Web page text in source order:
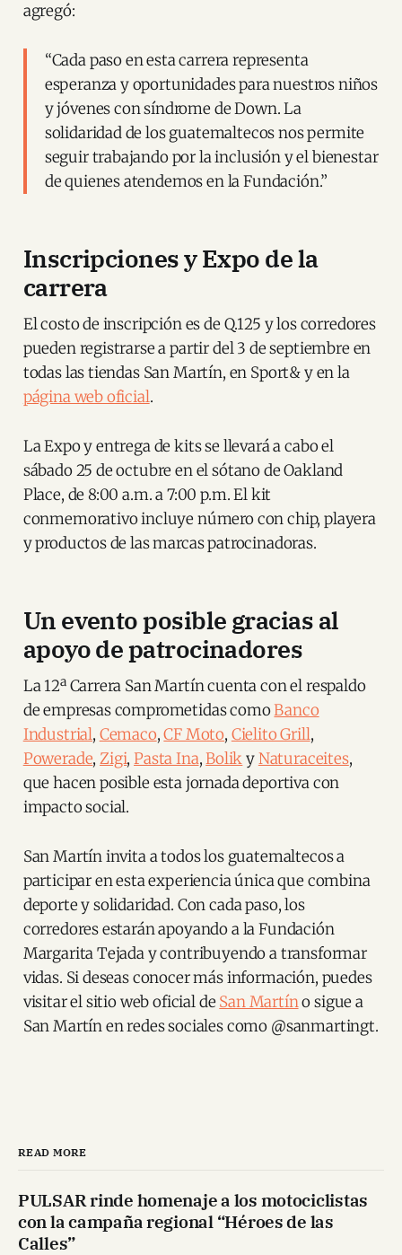
agregó:
“Cada paso en esta carrera representa
esperanza y oportunidades para nuestros niños
y jóvenes con síndrome de Down. La
solidaridad de los guatemaltecos nos permite
seguir trabajando por la inclusión y el bienestar
de quienes atendemos en la Fundación.”
Inscripciones y Expo de la
carrera
El costo de inscripción es de Q.125 y los corredores
pueden registrarse a partir del 3 de septiembre en
todas las tiendas San Martín, en Sport& y en la
página web oficial.
La Expo y entrega de kits se llevará a cabo el
sábado 25 de octubre en el sótano de Oakland
Place, de 8:00 a.m. a 7:00 p.m. El kit
conmemorativo incluye número con chip, playera
y productos de las marcas patrocinadoras.
Un evento posible gracias al
apoyo de patrocinadores
La 12ª Carrera San Martín cuenta con el respaldo
de empresas comprometidas comoBanco
Industrial, Cemaco,CF Moto, Cielito Grill,
Powerade,Zigi,Pasta Ina,BolikyNaturaceites,
que hacen posible esta jornada deportiva con
impacto social.
San Martín invita a todos los guatemaltecos a
participar en esta experiencia única que combina
deporte y solidaridad. Con cada paso, los
corredores estarán apoyando a la Fundación
Margarita Tejada y contribuyendo a transformar
vidas. Si deseas conocer más información, puedes
visitar el sitio web oficial de San Martíno sigue a
San Martín en redes sociales como @sanmartingt.
READ MORE
PULSAR rinde homenaje a los motociclistas
con la campaña regional “Héroes de las
Calles”